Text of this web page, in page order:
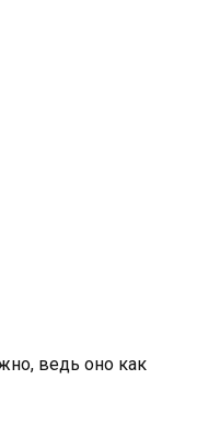
ведь оно как